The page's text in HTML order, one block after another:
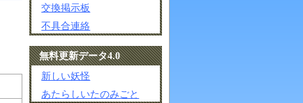
交換掲示板
不具合連絡
無料更新データ4.0
新しい妖怪
あたらしいたのみごと